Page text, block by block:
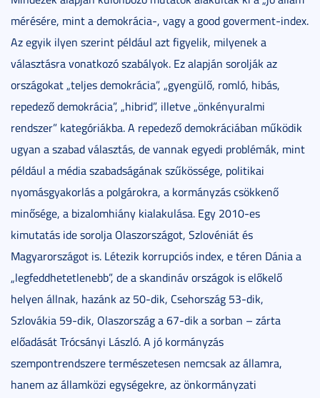
mérésére, mint a demokrácia-, vagy a good goverment-index.
Az egyik ilyen szerint például azt figyelik, milyenek a
választásra vonatkozó szabályok. Ez alapján sorolják az
országokat „teljes demokrácia”, „gyengülő, romló, hibás,
repedező demokrácia”, „hibrid”, illetve „önkényuralmi
rendszer” kategóriákba. A repedező demokráciában működik
ugyan a szabad választás, de vannak egyedi problémák, mint
például a média szabadságának szűkössége, politikai
nyomásgyakorlás a polgárokra, a kormányzás csökkenő
minősége, a bizalomhiány kialakulása. Egy 2010-es
kimutatás ide sorolja Olaszországot, Szlovéniát és
Magyarországot is. Létezik korrupciós index, e téren Dánia a
„legfeddhetetlenebb”, de a skandináv országok is előkelő
helyen állnak, hazánk az 50-dik, Csehország 53-dik,
Szlovákia 59-dik, Olaszország a 67-dik a sorban – zárta
előadását Trócsányi László. A jó kormányzás
szempontrendszere természetesen nemcsak az államra,
hanem az államközi egységekre, az önkormányzati